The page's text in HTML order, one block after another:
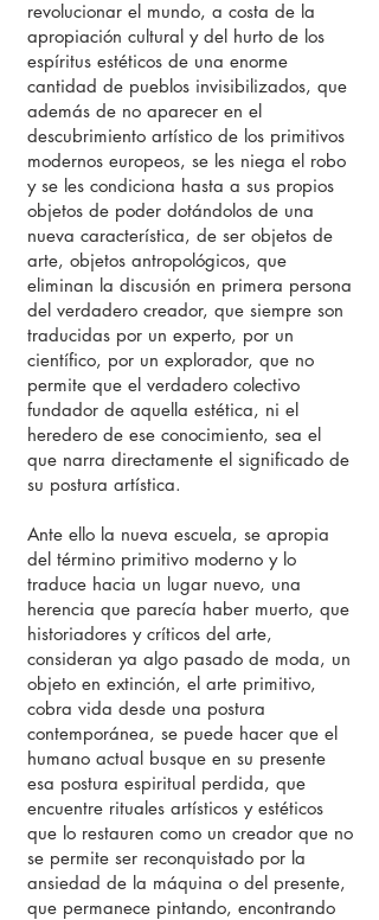
revolucionar el mundo, a costa de la
apropiación cultural y del hurto de los
espíritus estéticos de una enorme
cantidad de pueblos invisibilizados, que
además de no aparecer en el
descubrimiento artístico de los primitivos
modernos europeos, se les niega el robo
y se les condiciona hasta a sus propios
objetos de poder dotándolos de una
nueva característica, de ser objetos de
arte, objetos antropológicos, que
eliminan la discusión en primera persona
del verdadero creador, que siempre son
traducidas por un experto, por un
científico, por un explorador, que no
permite que el verdadero colectivo
fundador de aquella estética, ni el
heredero de ese conocimiento, sea el
que narra directamente el significado de
su postura artística.
Ante ello la nueva escuela, se apropia
del término primitivo moderno y lo
traduce hacia un lugar nuevo, una
herencia que parecía haber muerto, que
historiadores y críticos del arte,
consideran ya algo pasado de moda, un
objeto en extinción, el arte primitivo,
cobra vida desde una postura
contemporánea, se puede hacer que el
humano actual busque en su presente
esa postura espiritual perdida, que
encuentre rituales artísticos y estéticos
que lo restauren como un creador que no
se permite ser reconquistado por la
ansiedad de la máquina o del presente,
que permanece pintando, encontrando